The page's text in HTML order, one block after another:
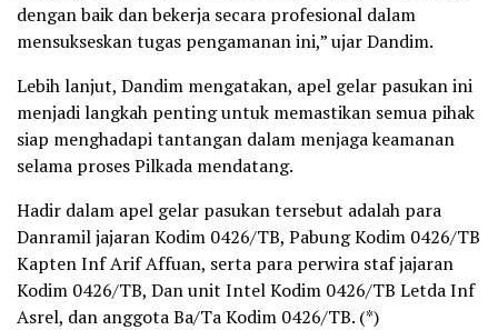
dengan baik dan bekerja secara profesional dalam
mensukseskan tugas pengamanan ini,” ujar Dandim.
Lebih lanjut, Dandim mengatakan, apel gelar pasukan ini
menjadi langkah penting untuk memastikan semua pihak
siap menghadapi tantangan dalam menjaga keamanan
selama proses Pilkada mendatang.
Hadir dalam apel gelar pasukan tersebut adalah para
Danramil jajaran Kodim 0426/TB, Pabung Kodim 0426/TB
Kapten Inf Arif Affuan, serta para perwira staf jajaran
Kodim 0426/TB, Dan unit Intel Kodim 0426/TB Letda Inf
Asrel, dan anggota Ba/Ta Kodim 0426/TB. (*)